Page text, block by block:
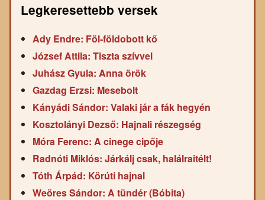
Legkeresettebb versek
Ady Endre: Föl-földobott kő
József Attila: Tiszta szívvel
Juhász Gyula: Anna örök
Gazdag Erzsi: Mesebolt
Kányádi Sándor: Valaki jár a fák hegyén
Kosztolányi Dezső: Hajnali részegség
Móra Ferenc: A cinege cipője
Radnóti Miklós: Járkálj csak, halálraitélt!
Tóth Árpád: Körúti hajnal
Weöres Sándor: A tündér (Bóbita)